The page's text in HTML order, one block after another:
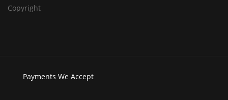
Copyright
Payments We Accept